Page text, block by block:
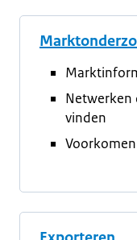
Netwerken
vinden